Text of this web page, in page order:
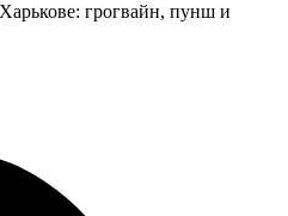
грогвайн, пунш и